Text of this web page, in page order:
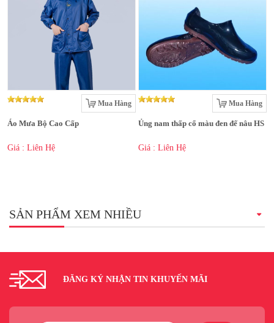
Mua Hàng
Áo Mưa Bộ Cao Cấp
Giá : Liên Hệ
Mua Hàng
Ủng nam thấp cổ màu đen đế nâu HS
Giá : Liên Hệ
SẢN PHẨM XEM NHIỀU
ĐĂNG KÝ NHẬN TIN KHUYẾN MÃI